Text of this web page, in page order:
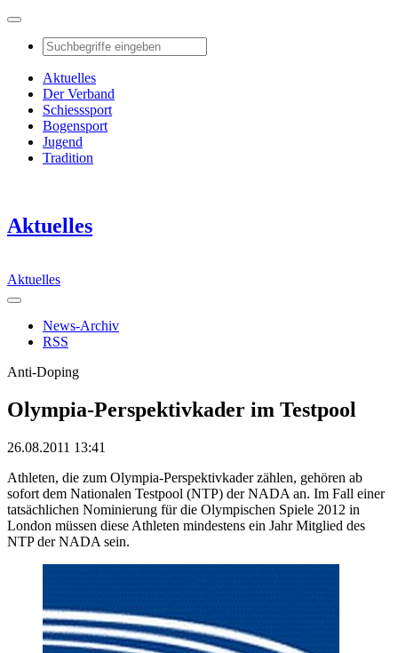
Aktuelles
Der Verband
Schiesssport
Bogensport
Jugend
Tradition
Aktuelles
Aktuelles
News-Archiv
RSS
Anti-Doping
Olympia-Perspektivkader im Testpool
26.08.2011 13:41
Athleten, die zum Olympia-Perspektivkader zählen, gehören ab
sofort dem Nationalen Testpool (NTP) der NADA an. Im Fall einer
tatsächlichen Nominierung für die Olympischen Spiele 2012 in
London müssen diese Athleten mindestens ein Jahr Mitglied des
NTP der NADA sein.